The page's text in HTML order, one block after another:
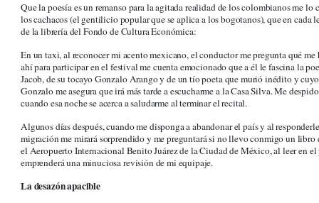
Que la poesía es un remanso para la agitada realidad de los colombianos me lo
los cachacos (el gentilicio popular que se aplica a los bogotanos), que en cada
de la librería del Fondo de Cultura Económica:
En un taxi, al reconocer mi acento mexicano, el conductor me pregunta qué
ahí para participar en el festival me cuenta emocionado que a él le fascina la
Jacob, de su tocayo Gonzalo Arango y de un tío poeta que murió inédito y
Gonzalo me asegura que irá más tarde a escucharme a la Casa Silva. Me
cuando esa noche se acerca a saludarme al terminar el recital.
Algunos días después, cuando me disponga a abandonar el país y al
migración me mirará sorprendido y me preguntará si no llevo conmigo un libro
el Aeropuerto Internacional Benito Juárez de la Ciudad de México, al leer en
emprenderá una minuciosa revisión de mi equipaje.
La desazón apacible